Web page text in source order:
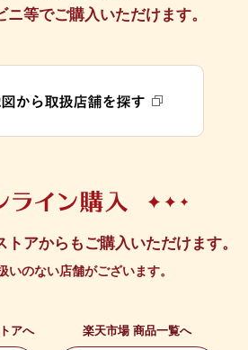
ニ等でご購入いただけます。
アからもご購入いただけます。
いのない店舗がございます。
アへ 楽天市場 商品一覧へ